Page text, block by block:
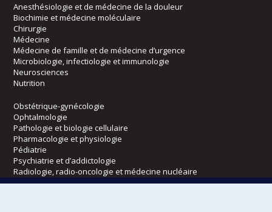
Anesthésiologie et de médecine de la douleur
Biochimie et médecine moléculaire
Chirurgie
Médecine
Médecine de famille et de médecine d’urgence
Microbiologie, infectiologie et immunologie
Neurosciences
Nutrition
Obstétrique-gynécologie
Ophtalmologie
Pathologie et biologie cellulaire
Pharmacologie et physiologie
Pédiatrie
Psychiatrie et d’addictologie
Radiologie, radio-oncologie et médecine nucléaire